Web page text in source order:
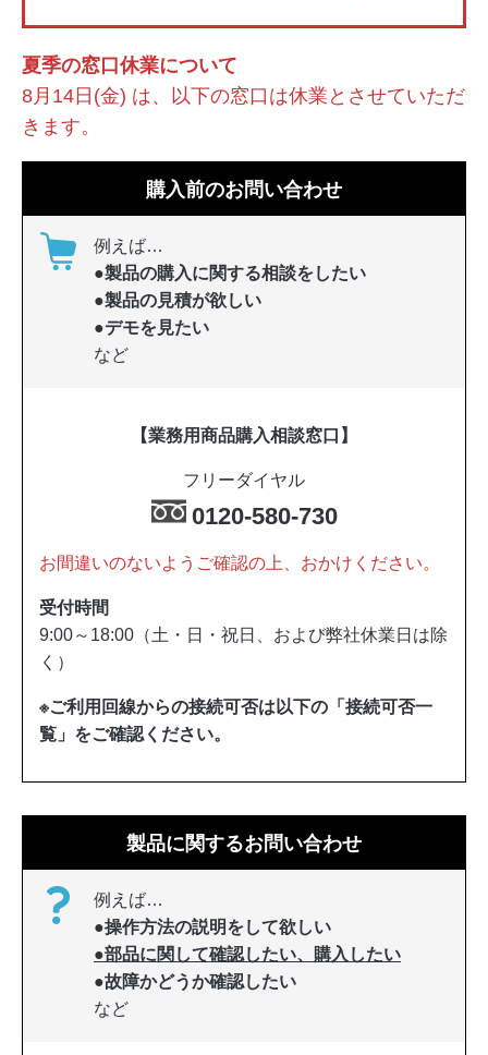
夏季の窓口休業について
8月14日(金) は、以下の窓口は休業とさせていただ
きます。
購入前のお問い合わせ
例えば…
●製品の購入に関する相談をしたい
●製品の見積が欲しい
●デモを見たい
など
【業務用商品購入相談窓口】
フリーダイヤル
0120-580-730
お間違いのないようご確認の上、おかけください。
受付時間
9:00～18:00（土・日・祝日、および弊社休業日は除
く）
※ご利用回線からの接続可否は以下の「接続可否一
覧」をご確認ください。
製品に関するお問い合わせ
例えば…
●操作方法の説明をして欲しい
●部品に関して確認したい、購入したい
●故障かどうか確認したい
など